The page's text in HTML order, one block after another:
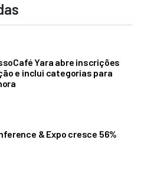
Yara abre inscrições
e inclui categorias para
& Expo cresce 56%